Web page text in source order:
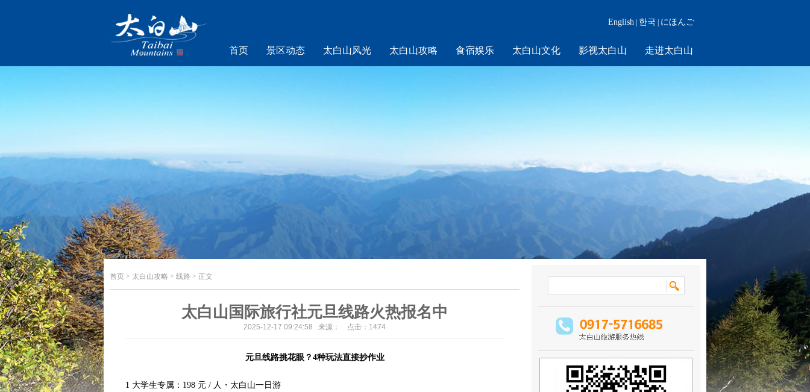
English 한국 にほんご
首页 景区动态 太白山风光 太白山攻略 食宿娱乐 太白山文化 影视太白山 走进太白山
首页 > 太白山攻略 > 线路 > 正文
太白山国际旅行社元旦线路火热报名中
2025-12-17 09:24:58 来源： 点击： 1474
元旦线路挑花眼？4种玩法直接抄作业
1 大学生专属：198 元 / 人・太白山一日游